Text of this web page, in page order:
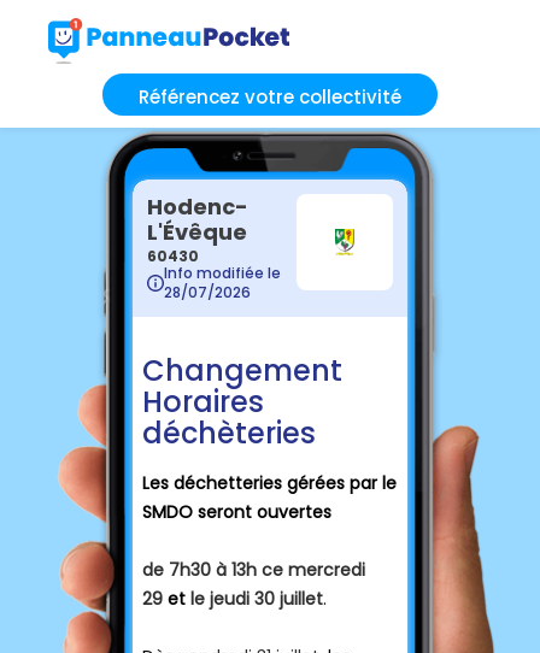
Référencez votre collectivité
Hodenc-
L'Évêque
60430
Info modifiée le
28/07/2026
Changement
Horaires
déchèteries
Les déchetteries gérées par le
SMDO seront ouvertes
de 7h30 à 13h ce mercredi
29 et le jeudi 30 juillet.